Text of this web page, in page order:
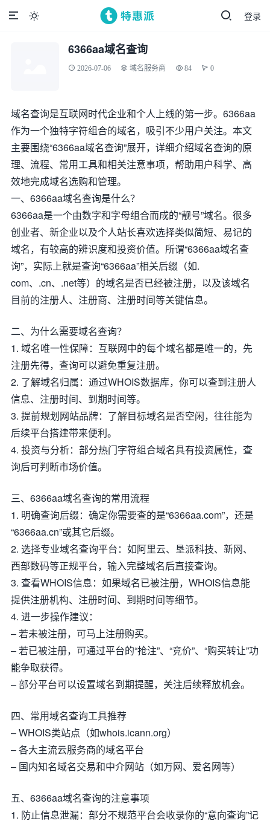
登录

6366aa域名查询
2026-07-06 域名服务商 84 0
域名查询是互联网时代企业和个人上线的第一步。6366aa
作为一个独特字符组合的域名，吸引不少用户关注。本文
主要围绕“6366aa域名查询”展开，详细介绍域名查询的原
理、流程、常用工具和相关注意事项，帮助用户科学、高
效地完成域名选购和管理。
一、6366aa域名查询是什么？
6366aa是一个由数字和字母组合而成的“靓号”域名。很多
创业者、新企业以及个人站长喜欢选择类似简短、易记的
域名，有较高的辨识度和投资价值。所谓“6366aa域名查
询”，实际上就是查询“6366aa”相关后缀（如.
com、.cn、.net等）的域名是否已经被注册，以及该域名
目前的注册人、注册商、注册时间等关键信息。
二、为什么需要域名查询？
1. 域名唯一性保障：互联网中的每个域名都是唯一的，先
注册先得，查询可以避免重复注册。
2. 了解域名归属：通过WHOIS数据库，你可以查到注册人
信息、注册时间、到期时间等。
3. 提前规划网站品牌：了解目标域名是否空闲，往往能为
后续平台搭建带来便利。
4. 投资与分析：部分热门字符组合域名具有投资属性，查
询后可判断市场价值。
三、6366aa域名查询的常用流程
1. 明确查询后缀：确定你需要查的是“6366aa.com”，还是
“6366aa.cn”或其它后缀。
2. 选择专业域名查询平台：如阿里云、垦派科技、新网、
西部数码等正规平台，输入完整域名后直接查询。
3. 查看WHOIS信息：如果域名已被注册，WHOIS信息能
提供注册机构、注册时间、到期时间等细节。
4. 进一步操作建议：
– 若未被注册，可马上注册购买。
– 若已被注册，可通过平台的“抢注”、“竞价”、“购买转让”功
能争取获得。
– 部分平台可以设置域名到期提醒，关注后续释放机会。
四、常用域名查询工具推荐
– WHOIS类站点（如whois.icann.org）
– 各大主流云服务商的域名平台
– 国内知名域名交易和中介网站（如万网、爱名网等）
五、6366aa域名查询的注意事项
1. 防止信息泄漏：部分不规范平台会收录你的“意向查询”记